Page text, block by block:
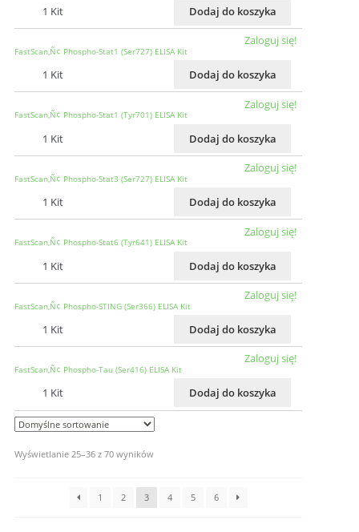
1 Kit Dodaj do koszyka
FastScan‚Ñ¢ Phospho-Stat1 (Ser727) ELISA Kit
1 Kit
Zaloguj się!
Dodaj do koszyka
FastScan‚Ñ¢ Phospho-Stat1 (Tyr701) ELISA Kit
1 Kit
Zaloguj się!
Dodaj do koszyka
FastScan‚Ñ¢ Phospho-Stat3 (Ser727) ELISA Kit
1 Kit
Zaloguj się!
Dodaj do koszyka
FastScan‚Ñ¢ Phospho-Stat6 (Tyr641) ELISA Kit
1 Kit
Zaloguj się!
Dodaj do koszyka
FastScan‚Ñ¢ Phospho-STING (Ser366) ELISA Kit
1 Kit
Zaloguj się!
Dodaj do koszyka
FastScan‚Ñ¢ Phospho-Tau (Ser416) ELISA Kit
1 Kit
Zaloguj się!
Dodaj do koszyka
Wyświetlanie 25–36 z 70 wyników
1 2 3 4 5 6